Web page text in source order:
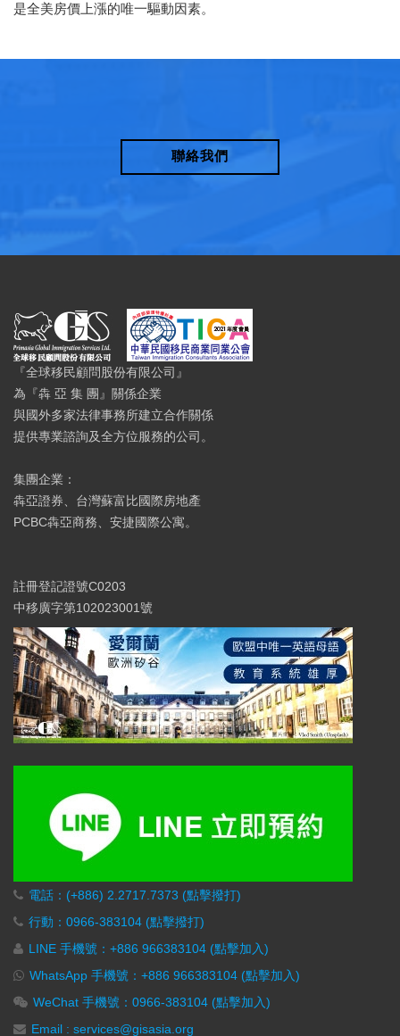
是全美​​房價上漲的唯一驅動因素。
聯絡我們
『全球移民顧問股份有限公司』
為『犇 亞 集 團』關係企業
與國外多家法律事務所建立合作關係
提供專業諮詢及全方位服務的公司。
集團企業：
犇亞證券、台灣蘇富比國際房地產
PCBC犇亞商務、安捷國際公寓。
註冊登記證號C0203
中移廣字第102023001號
電話：(+886) 2.2717.7373 (點擊撥打)
行動：0966-383104 (點擊撥打)
LINE 手機號：+886 966383104 (點擊加入)
WhatsApp 手機號：+886 966383104 (點擊加入)
WeChat 手機號：0966-383104 (點擊加入)
Email : services@gisasia.org